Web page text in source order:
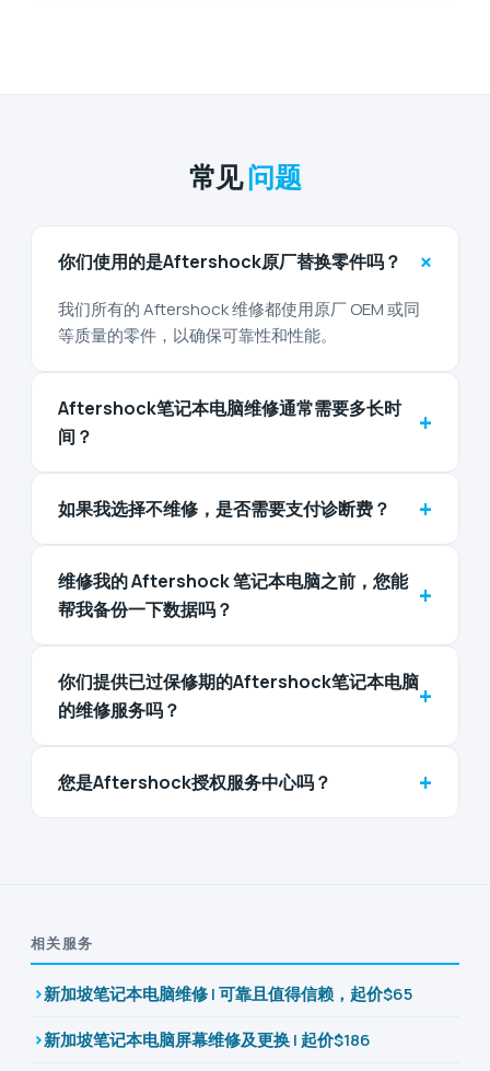
常见问题
你们使用的是Aftershock原厂替换零件吗？ +
我们所有的 Aftershock 维修都使用原厂 OEM 或同
等质量的零件，以确保可靠性和性能。
Aftershock笔记本电脑维修通常需要多长时
间？
+
如果我选择不维修，是否需要支付诊断费？ +
维修我的 Aftershock 笔记本电脑之前，您能
帮我备份一下数据吗？
+
你们提供已过保修期的Aftershock笔记本电脑
的维修服务吗？
+
您是Aftershock授权服务中心吗？ +
相关服务
新加坡笔记本电脑维修 | 可靠且值得信赖，起价$65
新加坡笔记本电脑屏幕维修及更换 | 起价$186